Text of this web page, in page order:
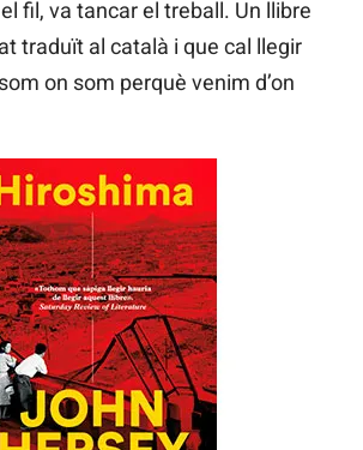
fil, va tancar el treball. Un llibre
traduït al català i que cal llegir
on som perquè venim d’on